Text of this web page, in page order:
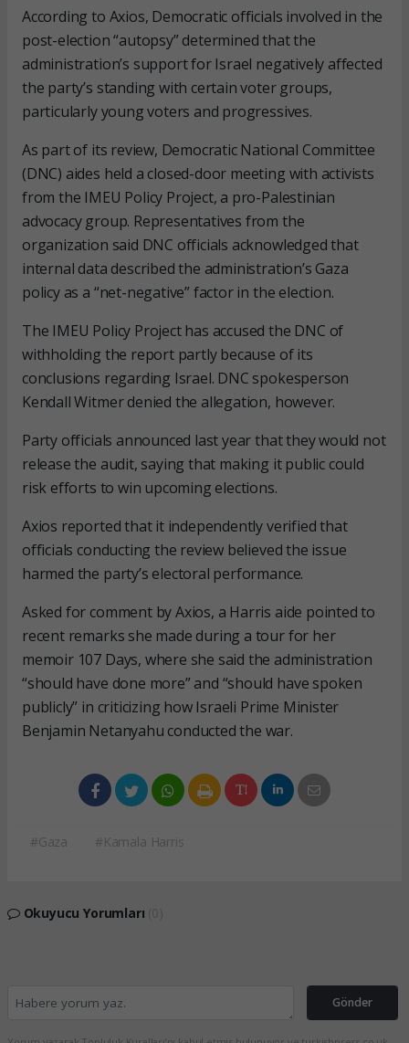
According to Axios, Democratic officials involved in the
post-election “autopsy” determined that the
administration’s support for Israel negatively affected
the party’s standing with certain voter groups,
particularly young voters and progressives.
As part of its review, Democratic National Committee
(DNC) aides held a closed-door meeting with activists
from the IMEU Policy Project, a pro-Palestinian
advocacy group. Representatives from the
organization said DNC officials acknowledged that
internal data described the administration’s Gaza
policy as a “net-negative” factor in the election.
The IMEU Policy Project has accused the DNC of
withholding the report partly because of its
conclusions regarding Israel. DNC spokesperson
Kendall Witmer denied the allegation, however.
Party officials announced last year that they would not
release the audit, saying that making it public could
risk efforts to win upcoming elections.
Axios reported that it independently verified that
officials conducting the review believed the issue
harmed the party’s electoral performance.
Asked for comment by Axios, a Harris aide pointed to
recent remarks she made during a tour for her
memoir 107 Days, where she said the administration
“should have done more” and “should have spoken
publicly” in criticizing how Israeli Prime Minister
Benjamin Netanyahu conducted the war.
#Gaza #Kamala Harris
Okuyucu Yorumları
Gönder